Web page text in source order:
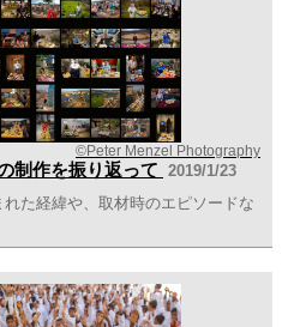
©Peter Menzel Photography
制作を振り返って 2019/1/23
れた経緯や、取材時のエピソードな